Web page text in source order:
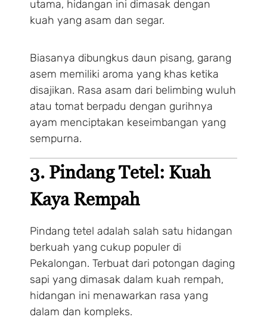
utama, hidangan ini dimasak dengan
kuah yang asam dan segar.
Biasanya dibungkus daun pisang, garang
asem memiliki aroma yang khas ketika
disajikan. Rasa asam dari belimbing wuluh
atau tomat berpadu dengan gurihnya
ayam menciptakan keseimbangan yang
sempurna.
3. Pindang Tetel: Kuah
Kaya Rempah
Pindang tetel adalah salah satu hidangan
berkuah yang cukup populer di
Pekalongan. Terbuat dari potongan daging
sapi yang dimasak dalam kuah rempah,
hidangan ini menawarkan rasa yang
dalam dan kompleks.